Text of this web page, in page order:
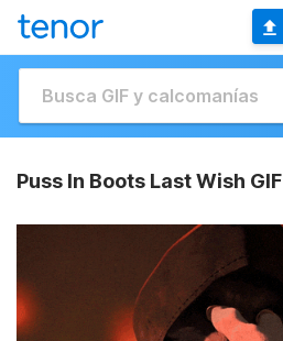
Puss In Boots Last Wish GIF